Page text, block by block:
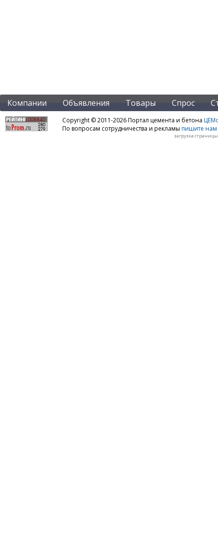
Компании Объявления Товары Спрос
Copyright © 2011-2026 Портал цемента и бетона
По вопросам сотрудничества и рекламы пишите нам
загрузка